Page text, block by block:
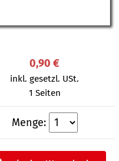
0,90 €
inkl. gesetzl. USt.
1 Seiten
Menge: